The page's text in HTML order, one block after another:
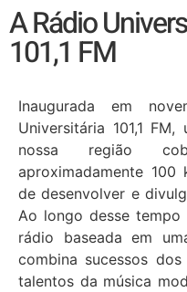
A Rádio
101,1 FM
Inaugurada em
Universitária 101,1
nossa região
aproximadamente
de desenvolver e
Ao longo desse
rádio baseada em
combina sucessos
talentos da música